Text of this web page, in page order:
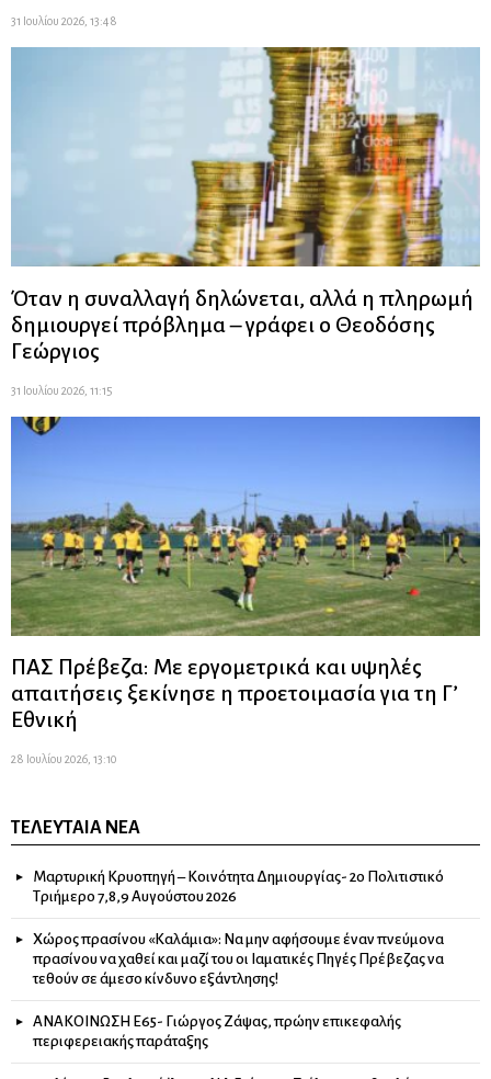
31 Ιουλίου 2026, 13:48
Όταν η συναλλαγή δηλώνεται, αλλά η πληρωμή
δημιουργεί πρόβλημα – γράφει ο Θεοδόσης
Γεώργιος
31 Ιουλίου 2026, 11:15
ΠΑΣ Πρέβεζα: Με εργομετρικά και υψηλές
απαιτήσεις ξεκίνησε η προετοιμασία για τη Γ’
Εθνική
28 Ιουλίου 2026, 13:10
ΤΕΛΕΥΤΑΊΑ ΝΈΑ
Μαρτυρική Κρυοπηγή – Κοινότητα Δημιουργίας- 2ο Πολιτιστικό
Τριήμερο 7,8,9 Αυγούστου 2026
Χώρος πρασίνου «Καλάμια»: Να μην αφήσουμε έναν πνεύμονα
πρασίνου να χαθεί και μαζί του οι Ιαματικές Πηγές Πρέβεζας να
τεθούν σε άμεσο κίνδυνο εξάντλησης!
ΑΝΑΚΟΙΝΩΣΗ Ε65- Γιώργος Ζάψας, πρώην επικεφαλής
περιφερειακής παράταξης